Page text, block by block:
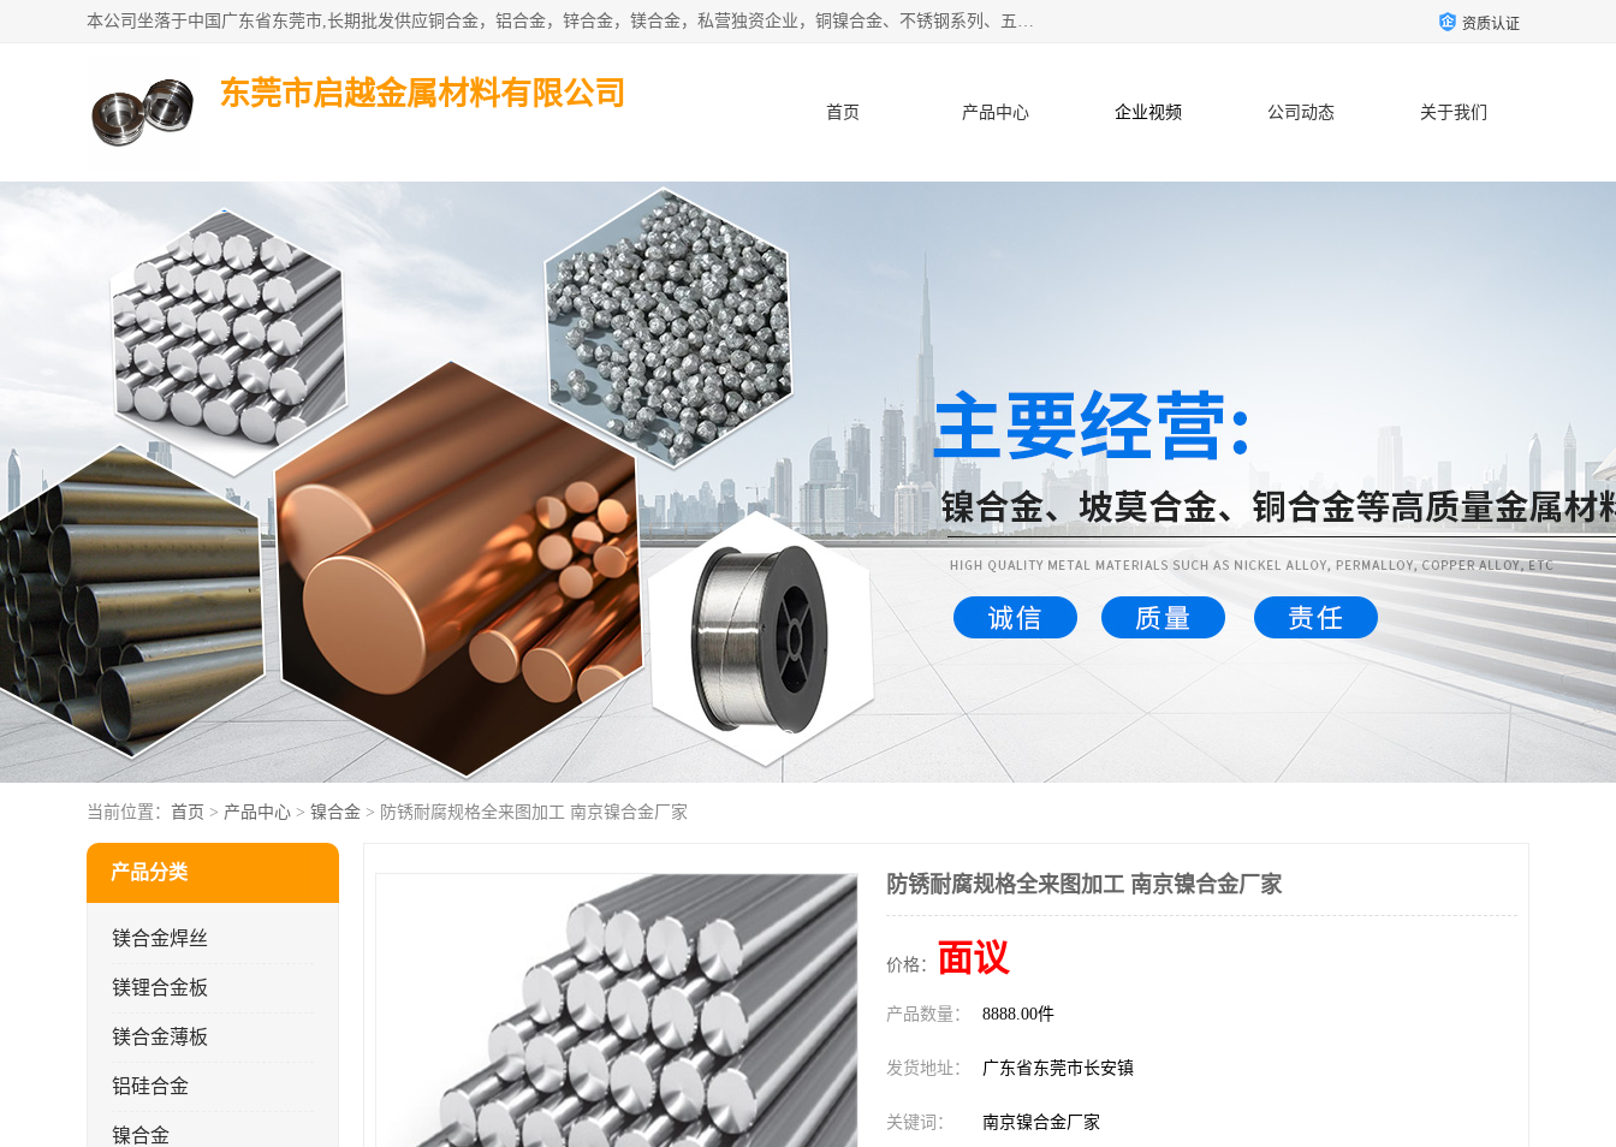
本公司坐落于中国广东省东莞市,长期批发供应铜合金，铝合金，锌合金，镁合金，私营独资企业，铜镍合金、不锈钢系列、五金冲压材料、进口金属材料、钨钢、高速钢、白钢刀、铝系列材料、铝镁合金、锰钢片等，启越是一家经国家相关部门批准注册的企业。公司以雄厚的实力、合理的厂家、优良的服务与多家企业建立了长期的合作关系。欢迎前来参观、考察、洽谈业务。 金属材料...,欢迎惠顾！ 资质认证
东莞市启越金属材料有限公司
首页 产品中心 企业视频 公司动态 关于我们
当前位置： 首页 > 产品中心 > 镍合金 > 防锈耐腐规格全来图加工 南京镍合金厂家
产品分类
镁合金焊丝
镁锂合金板
镁合金薄板
铝硅合金
镍合金
防锈耐腐规格全来图加工 南京镍合金厂家
价格： 面议
产品数量： 8888.00件
发货地址： 广东省东莞市长安镇
关键词： 南京镍合金厂家